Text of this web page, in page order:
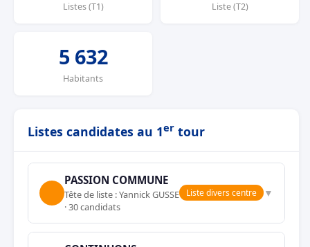
Listes (T1) Liste (T2)
5 632
Habitants
Listes candidates au 1er tour
PASSION COMMUNE
Tête de liste : Yannick GUSSE
· 30 candidats
Liste divers centre ▼